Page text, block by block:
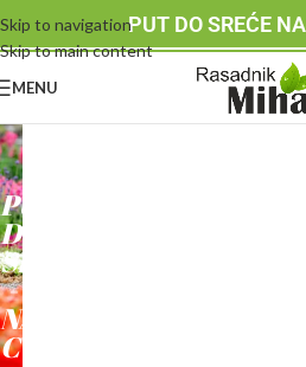
Skip to navigation
Skip to main content
PUT DO SREĆE
MENU
RASADNIK
MIHALEK
PUT
DO
SREĆE
-
NAŠE
CVEĆE